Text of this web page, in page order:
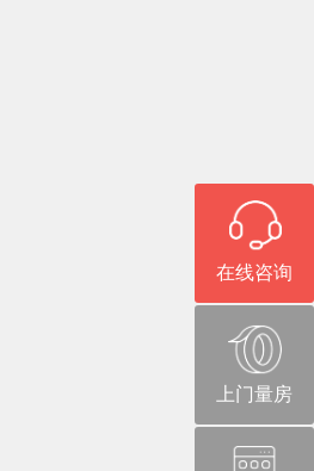
在线咨询
上门量房